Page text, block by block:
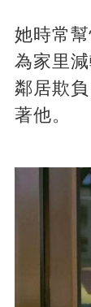
她時常
為家里
鄰居欺
著他。